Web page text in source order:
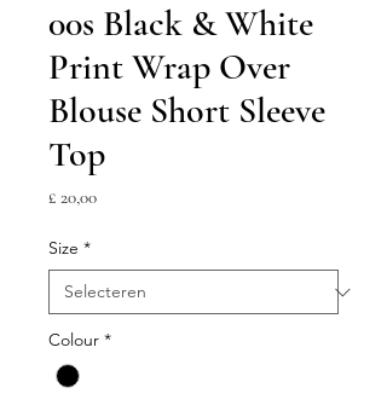
00s Black & White
Print Wrap Over
Blouse Short Sleeve
Top
£ 20,00Prijs
Size *
Colour *